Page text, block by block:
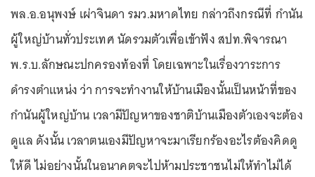
พล.อ.อนุพงษ์ เผ่าจินดา รมว.มหาดไทย กล่าวถึงกรณีที่ กำนัน
ผู้ใหญ่บ้านทั่วประเทศ นัดรวมตัวเพื่อเข้าฟัง สปท.พิจารณา
พ.ร.บ.ลักษณะปกครองท้องที่ โดยเฉพาะในเรื่องวาระการ
ดำรงตำแหน่ง ว่า การจะทำงานให้บ้านเมืองนั้นเป็นหน้าที่ของ
กำนันผู้ใหญ่บ้าน เวลามีปัญหาของชาติบ้านเมืองตัวเองจะต้อง
ดูแล ดังนั้น เวลาตนเองมีปัญหาจะมาเรียกร้องอะไรต้องคิดดู
ให้ดี ไม่อย่างนั้นในอนาคตจะไปห้ามประชาชนไม่ให้ทำไม่ได้